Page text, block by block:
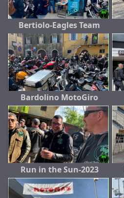
Bertiolo-Eagles Team
Bardolino MotoGiro
Run in the Sun-2023